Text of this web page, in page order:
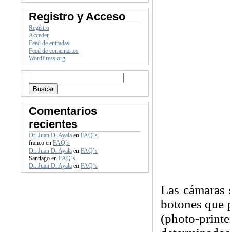
Las
botones que
(photo-
Registro y Acceso
Registro
Acceder
Feed de entradas
Feed de comentarios
WordPress.org
Comentarios
recientes
Dr. Juan D. Ayala en FAQ´s
franco en FAQ´s
Dr. Juan D. Ayala en FAQ´s
Santiago en FAQ´s
Dr. Juan D. Ayala en FAQ´s